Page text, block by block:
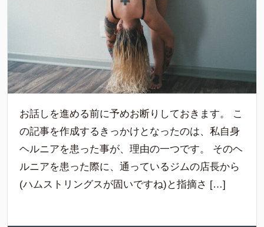
お話しを進める前に予めお断りしておきます。 こ
の記事を作成するきっかけとなったのは、私自身
ヘルニアを患った事が、理由の一つです。 そのヘ
ルニアを患った際に、通っているジムの店長から
(ハムストリングスが固いですね)と指摘さ […]